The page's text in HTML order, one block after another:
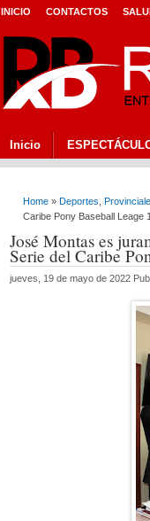
INICIO CONTACTOS
Inicio
Home » Deportes
Caribe Pony Baseball Leage
José Montas es
Serie del Caribe
jueves, 19 de mayo de 2022